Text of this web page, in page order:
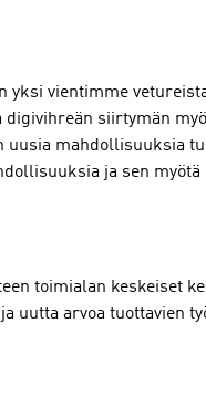
yksi vientimme
siirtymän
mahdollisuuksia
ja sen myötä
toimialan keskeiset
uutta arvoa tuottavien